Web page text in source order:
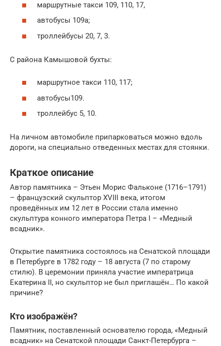
маршрутные такси 109, 110, 17,
автобусы 109а;
троллейбусы 20, 7, 3.
С района Камышовой бухты:
маршрутное такси 110, 117;
автобусы109.
троллейбус 5, 10.
На личном автомобиле припарковаться можно вдоль
дороги, на специально отведенных местах для стоянки.
Краткое описание
Автор памятника – Этьен Морис Фальконе (1716–1791)
– французский скульптор XVIII века, итогом
проведённых им 12 лет в России стала именно
скульптура конного императора Петра I – «Медный
всадник».
Открытие памятника состоялось на Сенатской площади
в Петербурге в 1782 году – 18 августа (7 по старому
стилю). В церемонии приняла участие императрица
Екатерина II, но скульптор не был приглашён… По какой
причине?
Кто изображён?
Памятник, поставленный основателю города, «Медный
всадник» на Сенатской площади Санкт-Петербурга –